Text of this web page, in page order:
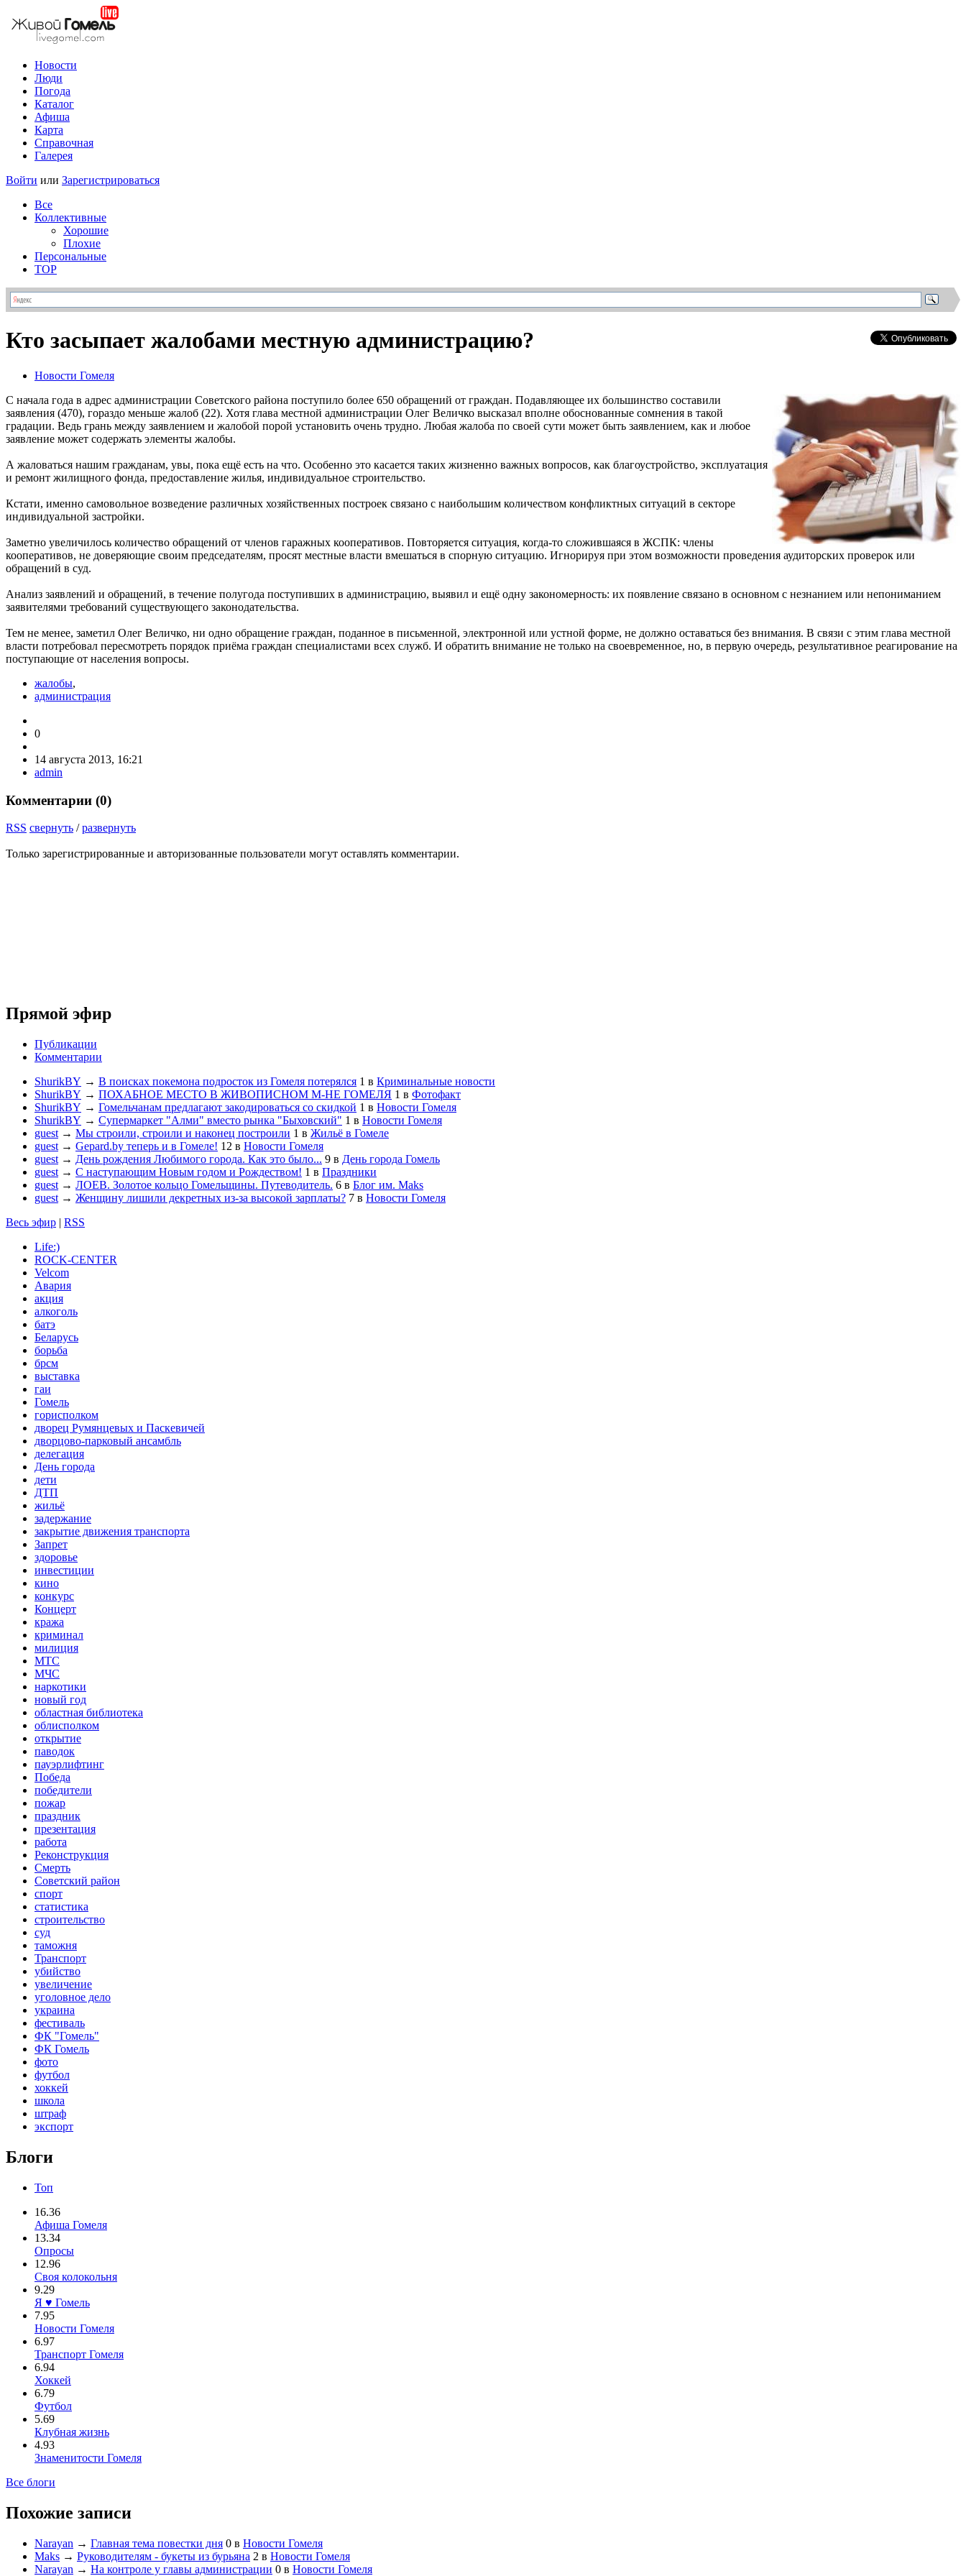
Новости
Люди
Погода
Каталог
Афиша
Карта
Справочная
Галерея
Войти или Зарегистрироваться
Все
Коллективные
Хорошие
Плохие
Персональные
TOP
Кто засыпает жалобами местную администрацию?
Новости Гомеля
С начала года в адрес администрации Советского района поступило более 650 обращений от граждан. Подавляющее их большинство составили
заявления (470), гораздо меньше жалоб (22). Хотя глава местной администрации Олег Величко высказал вполне обоснованные сомнения в такой
градации. Ведь грань между заявлением и жалобой порой установить очень трудно. Любая жалоба по своей сути может быть заявлением, как и любое
заявление может содержать элементы жалобы.
А жаловаться нашим гражданам, увы, пока ещё есть на что. Особенно это касается таких жизненно важных вопросов, как благоустройство, эксплуатация
и ремонт жилищного фонда, предоставление жилья, индивидуальное строительство.
Кстати, именно самовольное возведение различных хозяйственных построек связано с наибольшим количеством конфликтных ситуаций в секторе
индивидуальной застройки.
Заметно увеличилось количество обращений от членов гаражных кооперативов. Повторяется ситуация, когда-то сложившаяся в ЖСПК: члены
кооперативов, не доверяющие своим председателям, просят местные власти вмешаться в спорную ситуацию. Игнорируя при этом возможности проведения аудиторских проверок или
обращений в суд.
Анализ заявлений и обращений, в течение полугода поступивших в администрацию, выявил и ещё одну закономерность: их появление связано в основном с незнанием или непониманием
заявителями требований существующего законодательства.
Тем не менее, заметил Олег Величко, ни одно обращение граждан, поданное в письменной, электронной или устной форме, не должно оставаться без внимания. В связи с этим глава местной
власти потребовал пересмотреть порядок приёма граждан специалистами всех служб. И обратить внимание не только на своевременное, но, в первую очередь, результативное реагирование на
поступающие от населения вопросы.
жалобы,
администрация
0
14 августа 2013, 16:21
admin
Комментарии (0)
RSS свернуть /развернуть
Только зарегистрированные и авторизованные пользователи могут оставлять комментарии.
Прямой эфир
Публикации
Комментарии
ShurikBY → В поисках покемона подросток из Гомеля потерялся 1 в Криминальные новости
ShurikBY → ПОХАБНОЕ МЕСТО В ЖИВОПИСНОМ М-НЕ ГОМЕЛЯ 1 в Фотофакт
ShurikBY → Гомельчанам предлагают закодироваться со скидкой 1 в Новости Гомеля
ShurikBY → Супермаркет "Алми" вместо рынка "Быховский" 1 в Новости Гомеля
guest → Мы строили, строили и наконец построили 1 в Жильё в Гомеле
guest → Gepard.by теперь и в Гомеле! 12 в Новости Гомеля
guest → День рождения Любимого города. Как это было... 9 в День города Гомель
guest → С наступающим Новым годом и Рождеством! 1 в Праздники
guest → ЛОЕВ. Золотое кольцо Гомельщины. Путеводитель. 6 в Блог им. Maks
guest → Женщину лишили декретных из-за высокой зарплаты? 7 в Новости Гомеля
Весь эфир | RSS
Life:)
ROCK-CENTER
Velcom
Авария
акция
алкоголь
батэ
Беларусь
борьба
брсм
выставка
гаи
Гомель
горисполком
дворец Румянцевых и Паскевичей
дворцово-парковый ансамбль
делегация
День города
дети
ДТП
жильё
задержание
закрытие движения транспорта
Запрет
здоровье
инвестиции
кино
конкурс
Концерт
кража
криминал
милиция
МТС
МЧС
наркотики
новый год
областная библиотека
облисполком
открытие
паводок
пауэрлифтинг
Победа
победители
пожар
праздник
презентация
работа
Реконструкция
Смерть
Советский район
спорт
статистика
строительство
суд
таможня
Транспорт
убийство
увеличение
уголовное дело
украина
фестиваль
ФК "Гомель"
ФК Гомель
фото
футбол
хоккей
школа
штраф
экспорт
Блоги
Топ
16.36
Афиша Гомеля
13.34
Опросы
12.96
Своя колокольня
9.29
Я ♥ Гомель
7.95
Новости Гомеля
6.97
Транспорт Гомеля
6.94
Хоккей
6.79
Футбол
5.69
Клубная жизнь
4.93
Знаменитости Гомеля
Все блоги
Похожие записи
Narayan → Главная тема повестки дня 0 в Новости Гомеля
Maks → Руководителям - букеты из бурьяна 2 в Новости Гомеля
Narayan → На контроле у главы администрации 0 в Новости Гомеля